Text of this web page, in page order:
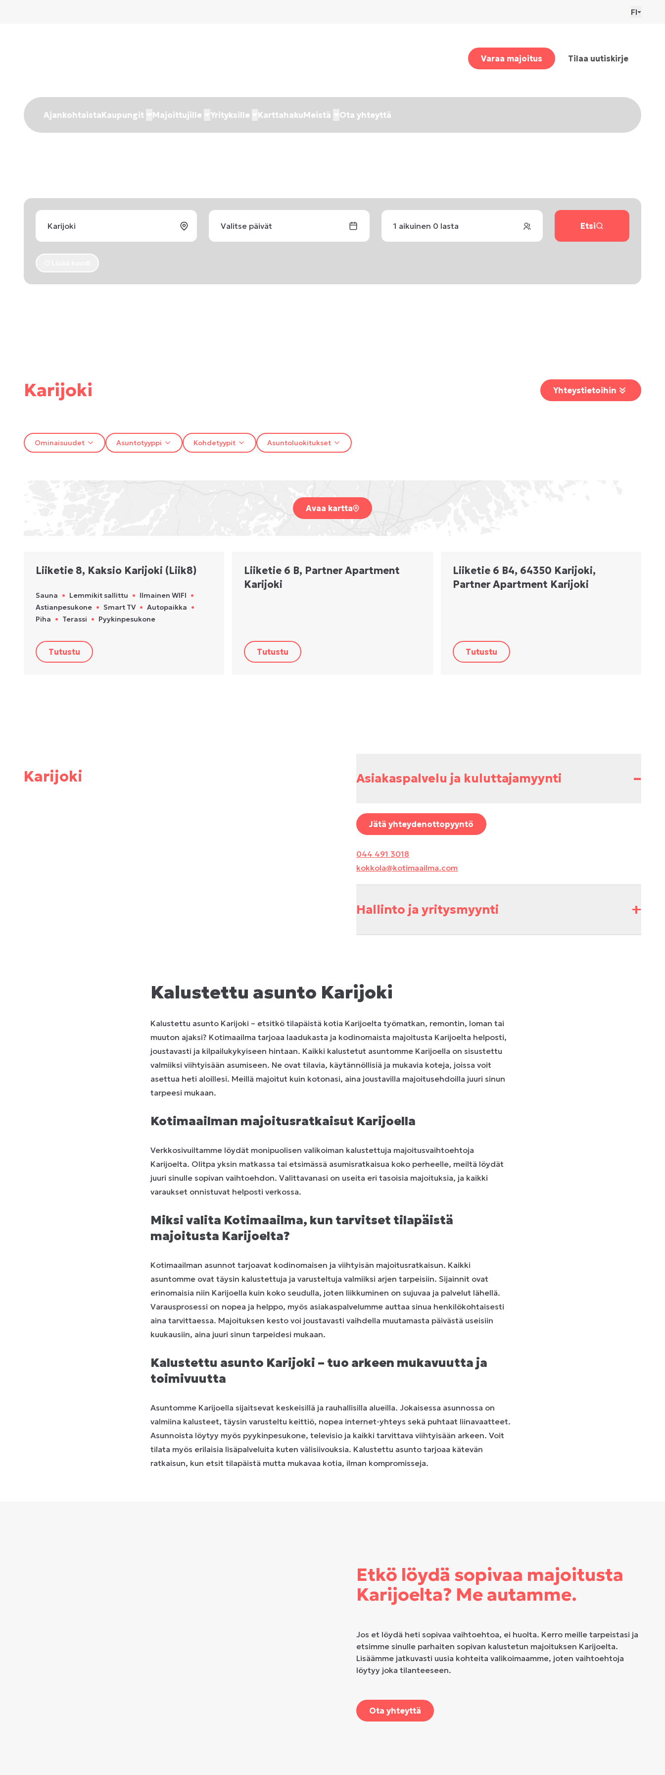
FI
Varaa majoitus Tilaa uutiskirje
AjankohtaistaKaupungit Majoittujille Yrityksille KarttahakuMeistä Ota yhteyttä
Valitse päivät 1 aikuinen 0 lasta Etsi
Karijoki Yhteystietoihin
Ominaisuudet Asuntotyyppi Kohdetyypit Asuntoluokitukset
Avaa kartta
Liiketie 8, Kaksio Karijoki (Liik8)
Sauna • Lemmikit sallittu • Ilmainen WIFI •
Astianpesukone • Smart TV • Autopaikka •
Piha • Terassi • Pyykinpesukone
Tutustu
Liiketie 6 B, Partner Apartment
Karijoki
Tutustu
Liiketie 6 B4, 64350 Karijoki,
Partner Apartment Karijoki
Tutustu
Karijoki Asiakaspalvelu ja kuluttajamyynti –
Jätä yhteydenottopyyntö
044 491 3018
kokkola@kotimaailma.com
Hallinto ja yritysmyynti +
Kalustettu asunto Karijoki
Kalustettu asunto Karijoki – etsitkö tilapäistä kotia Karijoelta työmatkan, remontin, loman tai
muuton ajaksi? Kotimaailma tarjoaa laadukasta ja kodinomaista majoitusta Karijoelta helposti,
joustavasti ja kilpailukykyiseen hintaan. Kaikki kalustetut asuntomme Karijoella on sisustettu
valmiiksi viihtyisään asumiseen. Ne ovat tilavia, käytännöllisiä ja mukavia koteja, joissa voit
asettua heti aloillesi. Meillä majoitut kuin kotonasi, aina joustavilla majoitusehdoilla juuri sinun
tarpeesi mukaan.
Kotimaailman majoitusratkaisut Karijoella
Verkkosivuiltamme löydät monipuolisen valikoiman kalustettuja majoitusvaihtoehtoja
Karijoelta. Olitpa yksin matkassa tai etsimässä asumisratkaisua koko perheelle, meiltä löydät
juuri sinulle sopivan vaihtoehdon. Valittavanasi on useita eri tasoisia majoituksia, ja kaikki
varaukset onnistuvat helposti verkossa.
Miksi valita Kotimaailma, kun tarvitset tilapäistä
majoitusta Karijoelta?
Kotimaailman asunnot tarjoavat kodinomaisen ja viihtyisän majoitusratkaisun. Kaikki
asuntomme ovat täysin kalustettuja ja varusteltuja valmiiksi arjen tarpeisiin. Sijainnit ovat
erinomaisia niin Karijoella kuin koko seudulla, joten liikkuminen on sujuvaa ja palvelut lähellä.
Varausprosessi on nopea ja helppo, myös asiakaspalvelumme auttaa sinua henkilökohtaisesti
aina tarvittaessa. Majoituksen kesto voi joustavasti vaihdella muutamasta päivästä useisiin
kuukausiin, aina juuri sinun tarpeidesi mukaan.
Kalustettu asunto Karijoki – tuo arkeen mukavuutta ja
toimivuutta
Asuntomme Karijoella sijaitsevat keskeisillä ja rauhallisilla alueilla. Jokaisessa asunnossa on
valmiina kalusteet, täysin varusteltu keittiö, nopea internet-yhteys sekä puhtaat liinavaatteet.
Asunnoista löytyy myös pyykinpesukone, televisio ja kaikki tarvittava viihtyisään arkeen. Voit
tilata myös erilaisia lisäpalveluita kuten välisiivouksia. Kalustettu asunto tarjoaa kätevän
ratkaisun, kun etsit tilapäistä mutta mukavaa kotia, ilman kompromisseja.
Etkö löydä sopivaa majoitusta
Karijoelta? Me autamme.
Jos et löydä heti sopivaa vaihtoehtoa, ei huolta. Kerro meille tarpeistasi ja
etsimme sinulle parhaiten sopivan kalustetun majoituksen Karijoelta.
Lisäämme jatkuvasti uusia kohteita valikoimaamme, joten vaihtoehtoja
löytyy joka tilanteeseen.
Ota yhteyttä